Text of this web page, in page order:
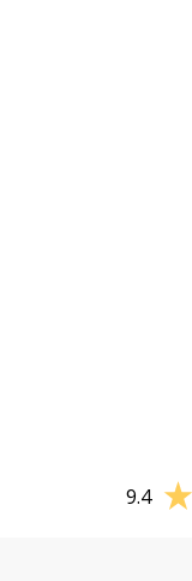
9.4